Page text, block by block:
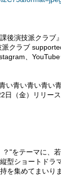
後演技派クラブ
クラブ
、
い青い青い青い
（金）リリー
"をテーマに、
型ショートドラ
を集めてまいりま